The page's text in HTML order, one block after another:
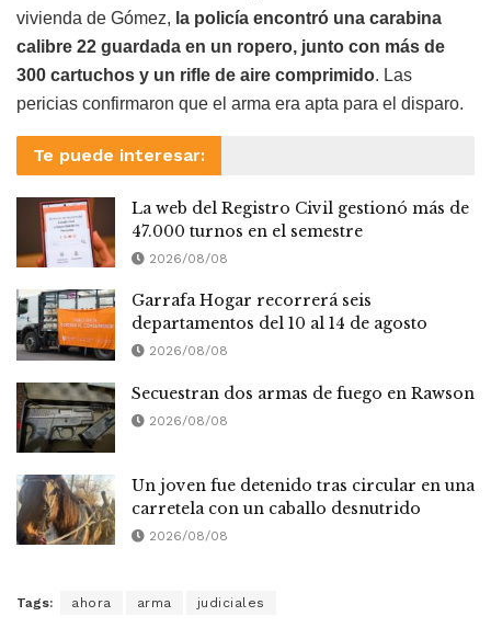
vivienda de Gómez, la policía encontró una carabina
calibre 22 guardada en un ropero, junto con más de
300 cartuchos y un rifle de aire comprimido. Las
pericias confirmaron que el arma era apta para el disparo.
Te puede interesar:
La web del Registro Civil gestionó más de
47.000 turnos en el semestre
2026/08/08
Garrafa Hogar recorrerá seis
departamentos del 10 al 14 de agosto
2026/08/08
Secuestran dos armas de fuego en Rawson
2026/08/08
Un joven fue detenido tras circular en una
carretela con un caballo desnutrido
2026/08/08
Tags: ahora arma judiciales